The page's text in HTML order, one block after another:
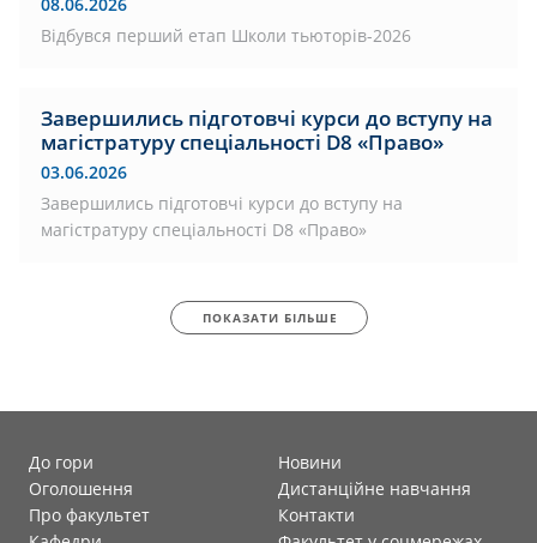
Відбувся перший етап Школи тьюторів-2026
Завершились підготовчі курси до вступу на
магістратуру спеціальності D8 «Право»
03.06.2026
Завершились підготовчі курси до вступу на
магістратуру спеціальності D8 «Право»
ПОКАЗАТИ БІЛЬШЕ
До гори
Новини
Оголошення
Дистанційне навчання
Про факультет
Контакти